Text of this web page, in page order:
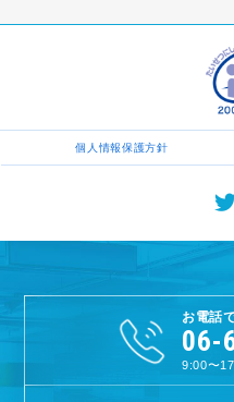
個人情報保護方針
お電話
06-
9:00〜